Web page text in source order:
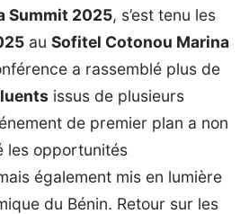
Summit 2025, s’est tenu les
au Sofitel Cotonou Marina
a rassemblé plus de
issus de plusieurs
de premier plan a non
les opportunités
également mis en lumière
du Bénin. Retour sur les